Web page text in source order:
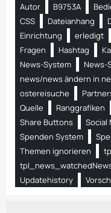
Autor B9753A
CSS
Dateianhang
Einrichtung
erledigt
Fragen
Hashtag
News-System
News-
news/news ändern in
ostereisuche
Quelle
Ranggrafiken
Share Buttons
Social
Spenden System
Themen ignorieren
Updatehistory